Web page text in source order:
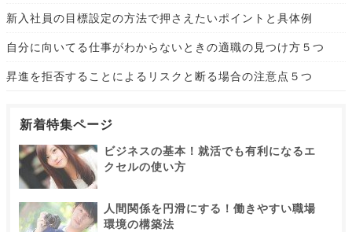
新入社員の目標設定の方法で押さえたいポイントと具体例
自分に向いてる仕事がわからないときの適職の見つけ方５つ
昇進を拒否することによるリスクと断る場合の注意点５つ
新着特集ページ
ビジネスの基本！就活でも有利になるエ
クセルの使い方
人間関係を円滑にする！働きやすい職場
環境の構築法